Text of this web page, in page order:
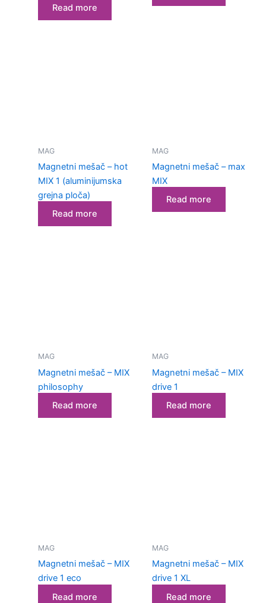
Read more
MAG
Magnetni mešač – hot
MIX 1 (aluminijumska
grejna ploča)
Read more
MAG
Magnetni mešač – max
MIX
Read more
MAG
Magnetni mešač – MIX
philosophy
Read more
MAG
Magnetni mešač – MIX
drive 1
Read more
MAG
Magnetni mešač – MIX
drive 1 eco
Read more
MAG
Magnetni mešač – MIX
drive 1 XL
Read more